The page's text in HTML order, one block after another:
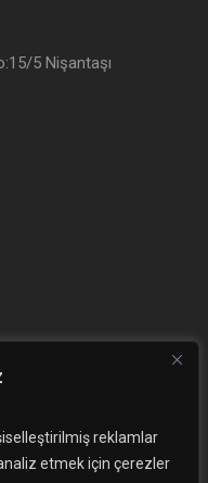
reklamlar
etmek için çerezler
5 Nişantaşı